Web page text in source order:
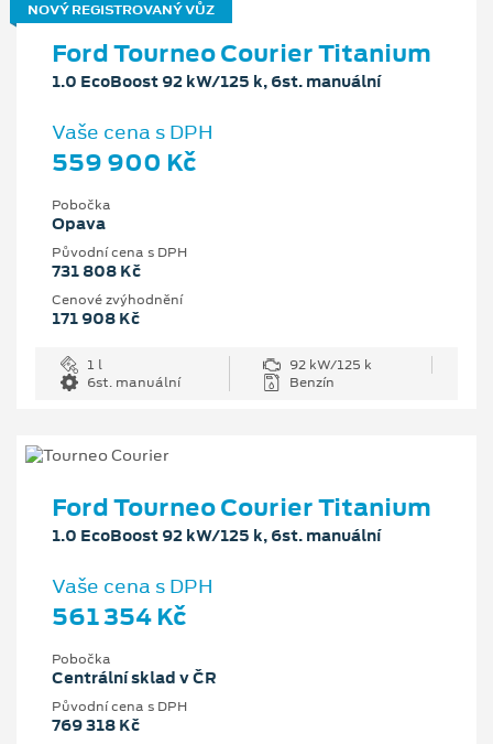
NOVÝ REGISTROVANÝ VŮZ
Ford Tourneo Courier Titanium
1.0 EcoBoost 92 kW/125 k, 6st. manuální
Vaše cena s DPH
559 900 Kč
Pobočka
Opava
Původní cena s DPH
731 808 Kč
Cenové zvýhodnění
171 908 Kč
1 l
92 kW/125 k
6st. manuální
Benzín
Ford Tourneo Courier Titanium
1.0 EcoBoost 92 kW/125 k, 6st. manuální
Vaše cena s DPH
561 354 Kč
Pobočka
Centrální sklad v ČR
Původní cena s DPH
769 318 Kč